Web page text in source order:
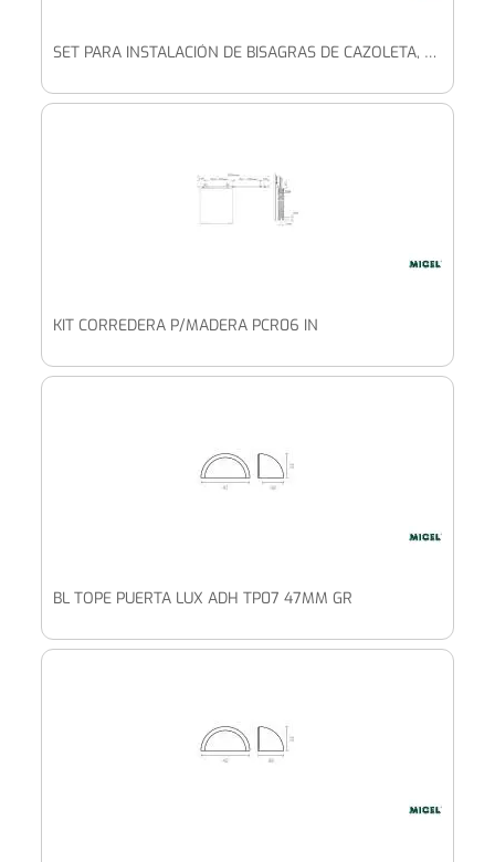
SET PARA INSTALACIÓN DE BISAGRAS DE CAZOLETA, Ø 26 MM, 5 PIEZAS
KIT CORREDERA P/MADERA PCR06 IN
BL TOPE PUERTA LUX ADH TP07 47MM GR